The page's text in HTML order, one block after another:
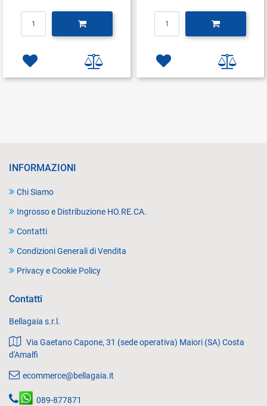
INFORMAZIONI
Chi Siamo
Ingrosso e Distribuzione HO.RE.CA.
Contatti
Condizioni Generali di Vendita
Privacy e Cookie Policy
Contatti
Bellagaia s.r.l.
Via Gaetano Capone, 31 (sede operativa) Maiori (SA) Costa
d'Amalfi
ecommerce@bellagaia.it
089-877871